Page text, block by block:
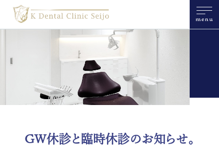
menu
GW休診と臨時休診のお知らせ。